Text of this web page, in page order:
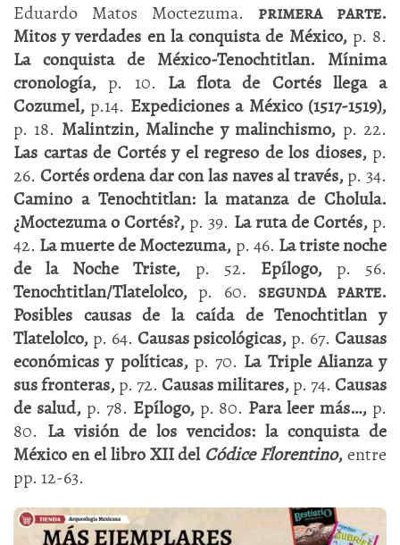
Eduardo Matos Moctezuma.
primera parte.
Mitos y verdades en la conquista de México, p. 8.
La conquista de México-Tenochtitlan. Mínima
cronología, p. 10. La flota de Cortés llega a
Cozumel, p.14. Expediciones a México (1517-1519),
p. 18. Malintzin, Malinche y malinchismo, p. 22.
Las cartas de Cortés y el regreso de los dioses,p.
26. Cortés ordena dar con las naves al través,p. 34.
Camino a Tenochtitlan: la matanza de Cholula.
¿Moctezuma o Cortés?, p. 39. La ruta de Cortés, p.
42. La muerte de Moctezuma, p. 46. La triste noche
de la Noche Triste, p. 52. Epílogo,p. 56.
Tenochtitlan/Tlatelolco, p. 60. segunda parte.
Posibles causas de la caída de Tenochtitlan y
Tlatelolco, p. 64. Causas psicológicas, p. 67.Causas
económicas y políticas,p. 70. La Triple Alianza y
sus fronteras,p. 72.Causas militares,p. 74.Causas
de salud, p. 78. Epílogo,p. 80. Para leer más…, p.
80. La visión de los vencidos: la conquista de
México en el libro XII del Códice Florentino,entre
pp. 12-63.